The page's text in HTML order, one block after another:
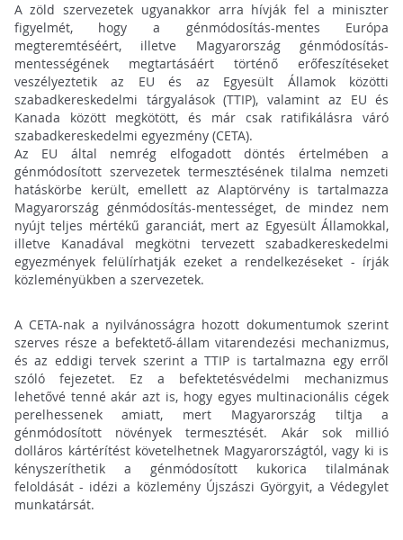
A zöld szervezetek ugyanakkor arra hívják fel a miniszter
figyelmét, hogy a génmódosítás-mentes Európa
megteremtéséért, illetve Magyarország génmódosítás-
mentességének megtartásáért történő erőfeszítéseket
veszélyeztetik az EU és az Egyesült Államok közötti
szabadkereskedelmi tárgyalások (TTIP), valamint az EU és
Kanada között megkötött, és már csak ratifikálásra váró
szabadkereskedelmi egyezmény (CETA).
Az EU által nemrég elfogadott döntés értelmében a
génmódosított szervezetek termesztésének tilalma nemzeti
hatáskörbe került, emellett az Alaptörvény is tartalmazza
Magyarország génmódosítás-mentességet, de mindez nem
nyújt teljes mértékű garanciát, mert az Egyesült Államokkal,
illetve Kanadával megkötni tervezett szabadkereskedelmi
egyezmények felülírhatják ezeket a rendelkezéseket - írják
közleményükben a szervezetek.
A CETA-nak a nyilvánosságra hozott dokumentumok szerint
szerves része a befektető-állam vitarendezési mechanizmus,
és az eddigi tervek szerint a TTIP is tartalmazna egy erről
szóló fejezetet. Ez a befektetésvédelmi mechanizmus
lehetővé tenné akár azt is, hogy egyes multinacionális cégek
perelhessenek amiatt, mert Magyarország tiltja a
génmódosított növények termesztését. Akár sok millió
dolláros kártérítést követelhetnek Magyarországtól, vagy ki is
kényszeríthetik a génmódosított kukorica tilalmának
feloldását - idézi a közlemény Újszászi Györgyit, a Védegylet
munkatársát.